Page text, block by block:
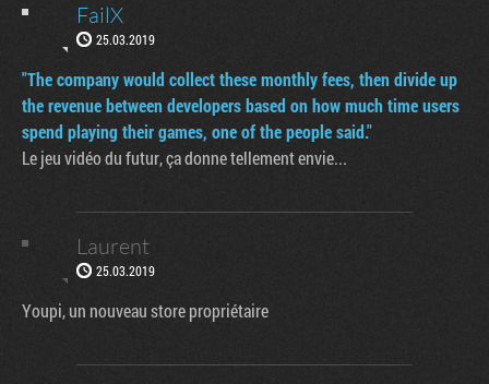
FailX
25.03.2019
"The company would collect these monthly fees, then divide up
the revenue between developers based on how much time users
spend playing their games, one of the people said."
Le jeu vidéo du futur, ça donne tellement envie...
Laurent
25.03.2019
Youpi, un nouveau store propriétaire